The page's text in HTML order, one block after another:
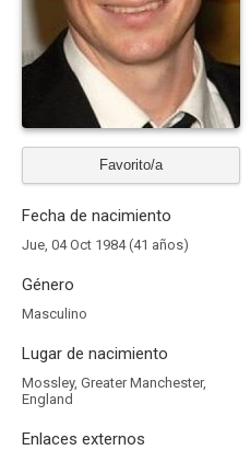
Favorito/a
Fecha de nacimiento
Jue, 04 Oct 1984 (41 años)
Género
Masculino
Lugar de nacimiento
Mossley, Greater Manchester,
England
Enlaces externos